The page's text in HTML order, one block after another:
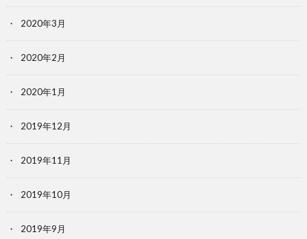
2020年3月
2020年2月
2020年1月
2019年12月
2019年11月
2019年10月
2019年9月